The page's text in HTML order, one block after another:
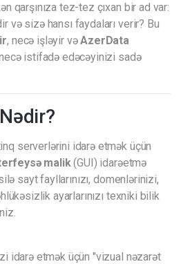
qarşınıza tez-tez çıxan bir ad var:
və sizə hansı faydaları verir? Bu
, necə işləyir vəAzerData
istifadə edəcəyinizi sadə
serverlərini idarə etmək üçün
malik(GUI) idarəetmə
sayt fayllarınızı, domenlərinizi,
ayarlarınızı texniki bilik
idarə etmək üçün "vizual nəzarət